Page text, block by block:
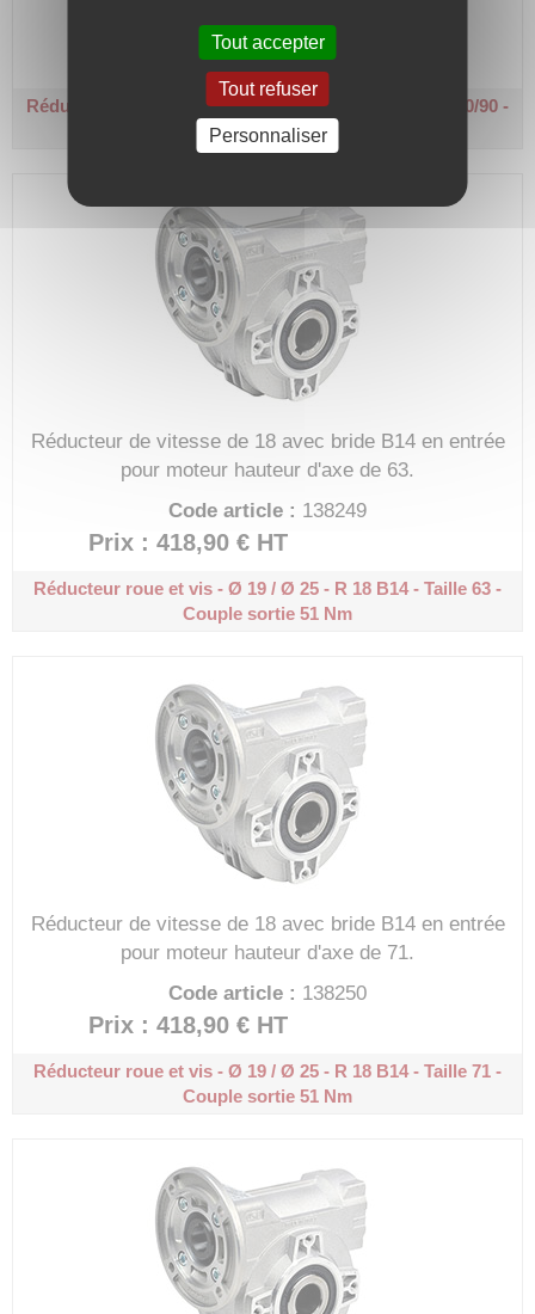
Code article :138247
Prix : 418,90 €HT
Réducteur roue et vis - Ø 19 / Ø 25 - R 18
B5 - Taille 80/90 -
Couple sortie 51 Nm
Réducteur de vitesse de 18 avec bride B14 en entrée
pour moteur hauteur d'axe de 63.
Code article : 138249
Prix : 418,90 € HT
Réducteur roue et vis - Ø 19 / Ø 25 - R 18 B14 - Taille 63 -
Couple sortie 51 Nm
Réducteur de vitesse de 18 avec bride B14 en entrée
pour moteur hauteur d'axe de 71.
Code article : 138250
Prix : 418,90 € HT
Réducteur roue et vis - Ø 19 / Ø 25 - R 18 B14 - Taille 71 -
Couple sortie 51 Nm
Tout accepter
Tout refuser
Personnaliser